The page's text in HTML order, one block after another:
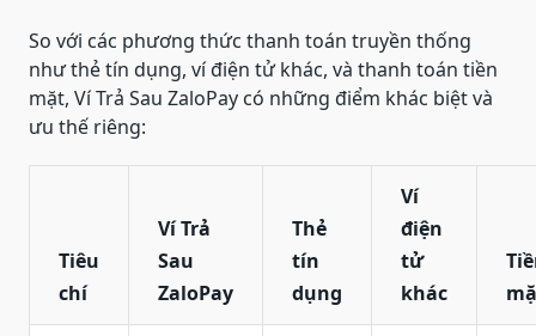
So với các phương thức thanh toán truyền thống
như thẻ tín dụng, ví điện tử khác, và thanh toán tiền
mặt, Ví Trả Sau ZaloPay có những điểm khác biệt và
ưu thế riêng:
Tiêu
chí
Ví Trả
Sau
ZaloPay
Thẻ
tín
dụng
Ví
điện
tử
khác